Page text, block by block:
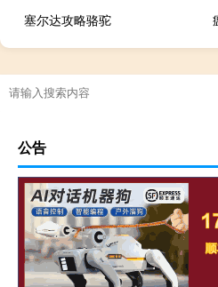
塞尔达攻略骆驼
公告